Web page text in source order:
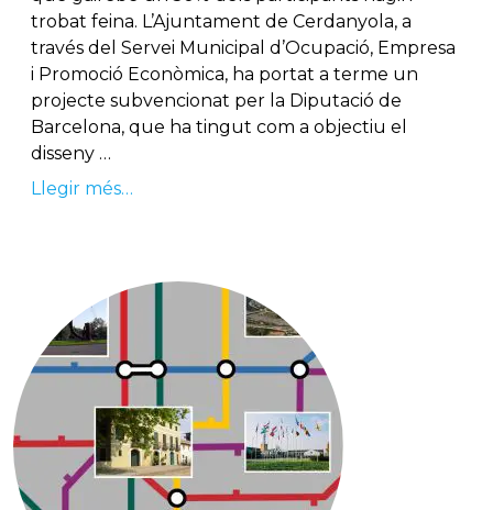
trobat feina. L’Ajuntament de Cerdanyola, a
través del Servei Municipal d’Ocupació, Empresa
i Promoció Econòmica, ha portat a terme un
projecte subvencionat per la Diputació de
Barcelona, que ha tingut com a objectiu el
disseny …
Llegir més…